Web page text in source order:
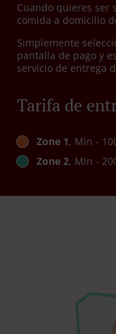
Cuando quieres ser
comida a domicilio
Simplemente
pantalla de pago y
servicio de entrega
Tarifa de
Zone 1, Min -
Zone 2, Min -